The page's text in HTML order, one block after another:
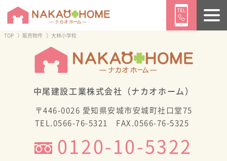
TOP 販売物件 大林小学校
中尾建設工業株式会社（ナカオホーム）
〒446-0026 愛知県安城市安城町社口堂75
TEL.0566-76-5321 FAX.0566-76-5325
0120-10-5322
ようこそ ／ ゲスト
ログイン 会員登録
トップページ 販売物件情報 イベント情報